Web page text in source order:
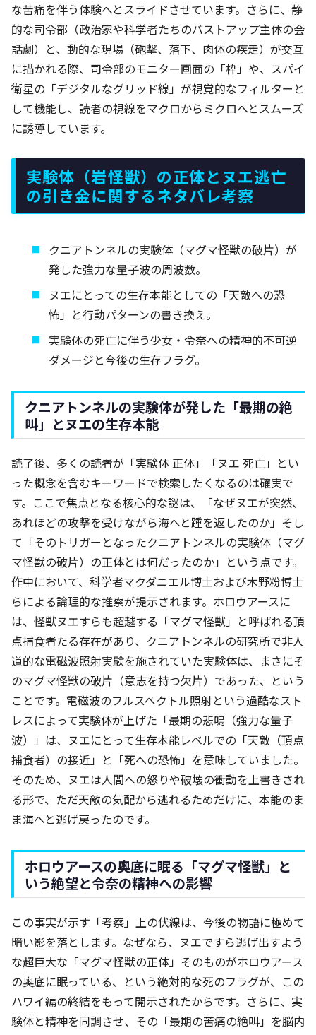
な苦痛を伴う体験へとスライドさせています。さらに、静
的な司令部（政治家や科学者たちのバストアップ主体の会
話劇）と、動的な現場（砲撃、落下、肉体の疾走）が交互
に描かれる際、司令部のモニター画面の「枠」や、スパイ
衛星の「デジタルなグリッド線」が視覚的なフィルターと
して機能し、読者の視線をマクロからミクロへとスムーズ
に誘導しています。
実験体（岩怪獣）の正体とヌエ逃亡
の引き金に関するネタバレ考察
クニアトンネルの実験体（マグマ怪獣の破片）が
発した強力な量子波の周波数。
ヌエにとっての生存本能としての「天敵への恐
怖」と行動パターンの書き換え。
実験体の死亡に伴う少女・令奈への精神的不可逆
ダメージと今後の生存フラグ。
クニアトンネルの実験体が発した「最期の絶
叫」とヌエの生存本能
読了後、多くの読者が「実験体 正体」「ヌエ 死亡」とい
った概念を含むキーワードで検索したくなるのは確実で
す。ここで焦点となる核心的な謎は、「なぜヌエが突然、
あれほどの攻撃を受けながら海へと踵を返したのか」そし
て「そのトリガーとなったクニアトンネルの実験体（マグ
マ怪獣の破片）の正体とは何だったのか」という点です。
作中において、科学者マクダニエル博士および木野粉博士
らによる論理的な推察が提示されます。ホロウアースに
は、怪獣ヌエすらも超越する「マグマ怪獣」と呼ばれる頂
点捕食者たる存在があり、クニアトンネルの研究所で非人
道的な電磁波照射実験を施されていた実験体は、まさにそ
のマグマ怪獣の破片（意志を持つ欠片）であった、という
ことです。電磁波のフルスペクトル照射という過酷なスト
レスによって実験体が上げた「最期の悲鳴（強力な量子
波）」は、ヌエにとって生存本能レベルでの「天敵（頂点
捕食者）の接近」と「死への恐怖」を意味していました。
そのため、ヌエは人間への怒りや破壊の衝動を上書きされ
る形で、ただ天敵の気配から逃れるためだけに、本能のま
ま海へと逃げ戻ったのです。
ホロウアースの奥底に眠る「マグマ怪獣」と
いう絶望と令奈の精神への影響
この事実が示す「考察」上の伏線は、今後の物語に極めて
暗い影を落とします。なぜなら、ヌエですら逃げ出すよう
な超巨大な「マグマ怪獣の正体」そのものがホロウアース
の奥底に眠っている、という絶対的な死のフラグが、この
ハワイ編の終結をもって開示されたからです。さらに、実
験体と精神を同調させ、その「最期の苦痛の絶叫」を脳内